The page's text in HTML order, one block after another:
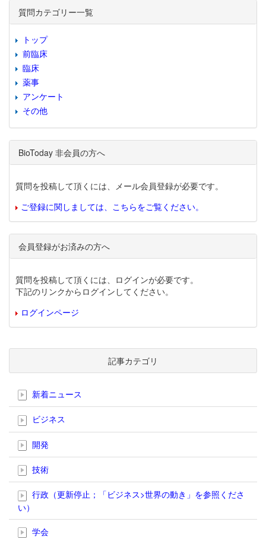
質問カテゴリー一覧
トップ
前臨床
臨床
薬事
アンケート
その他
BioToday 非会員の方へ
質問を投稿して頂くには、メール会員登録が必要です。
ご登録に関しましては、こちらをご覧ください。
会員登録がお済みの方へ
質問を投稿して頂くには、ログインが必要です。
下記のリンクからログインしてください。
ログインページ
記事カテゴリ
新着ニュース
ビジネス
開発
技術
行政（更新停止；「ビジネス>世界の動き」を参照くださ
い）
学会